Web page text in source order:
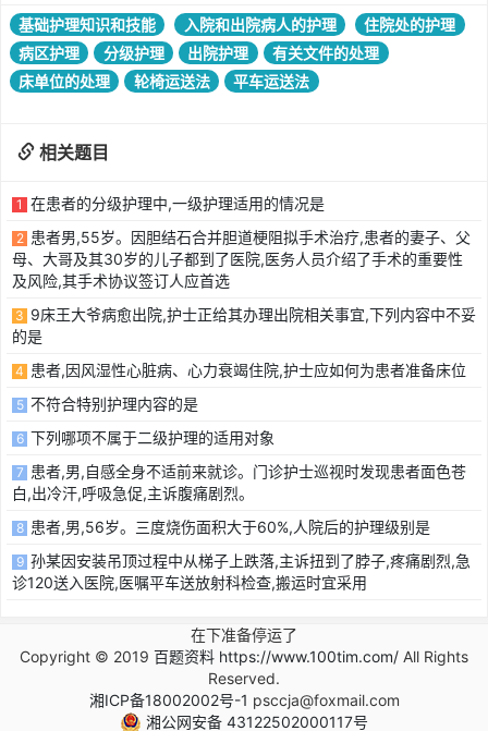
基础护理知识和技能 入院和出院病人的护理
住院处的护理
病区护理
分级护理 出院护理
有关文件的处理
床单位的处理
轮椅运送法 平车运送法
相关题目
1 在患者的分级护理中,一级护理适用的情况是
2 患者男,55岁。因胆结石合并胆道梗阻拟手术治疗,患者的妻子、父
母、大哥及其30岁的儿子都到了医院,医务人员介绍了手术的重要性
及风险,其手术协议签订人应首选
3 9床王大爷病愈出院,护士正给其办理出院相关事宜,下列内容中不妥
的是
4 患者,因风湿性心脏病、心力衰竭住院,护士应如何为患者准备床位
5 不符合特别护理内容的是
6 下列哪项不属于二级护理的适用对象
7 患者,男,自感全身不适前来就诊。门诊护士巡视时发现患者面色苍
白,出冷汗,呼吸急促,主诉腹痛剧烈。
8 患者,男,56岁。三度烧伤面积大于60%,人院后的护理级别是
9 孙某因安装吊顶过程中从梯子上跌落,主诉扭到了脖子,疼痛剧烈,急
诊120送入医院,医嘱平车送放射科检查,搬运时宜采用
在下准备停运了
Copyright © 2019 百题资料 https://www.100tim.com/ All Rights
Reserved.
湘ICP备18002002号-1 psccja@foxmail.com
湘公网安备 43122502000117号